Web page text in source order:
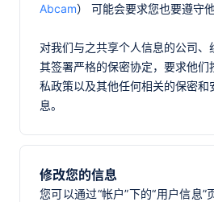
Abcam） 可能会要求您也要遵守
对我们与之共享个人信息的公司、
其签署严格的保密协定，要求他们
私政策以及其他任何相关的保密和
息。
修改您的信息
您可以通过“帐户”下的“用户信息